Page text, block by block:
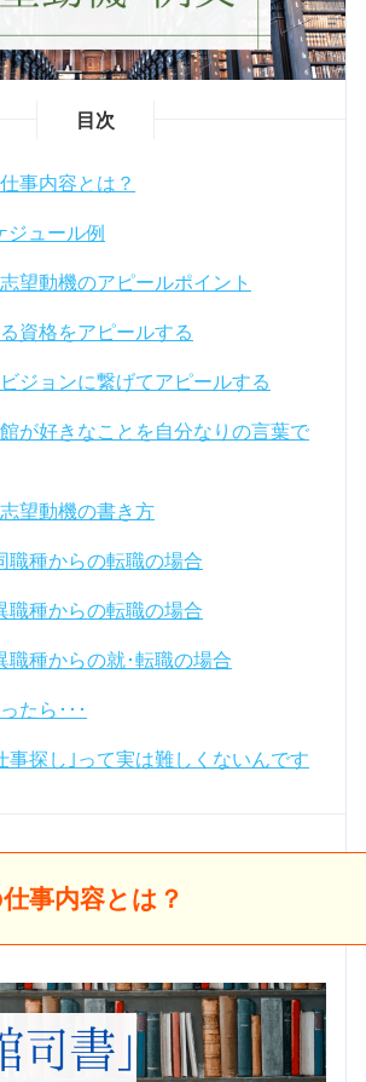
目次
事内容とは？
ジュール例
望動機のアピールポイント
資格をアピールする
ジョンに繋げてアピールする
が好きなことを自分なりの言葉で
望動機の書き方
職種からの転職の場合
職種からの転職の場合
職種からの就･転職の場合
たら･･･
事探し｣って実は難しくないんです
事内容とは？